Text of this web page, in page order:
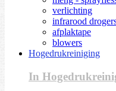
verlichting
infrarood
afplaktape
blowers
Hogedrukreiniging
In